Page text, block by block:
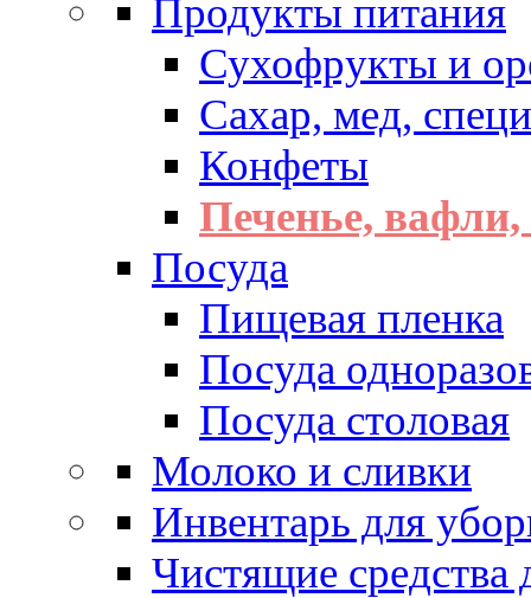
Продукты питания
Сухофрукты и
Сахар, мед,
Конфеты
Печенье,
Посуда
Пищевая пленка
Посуда
Посуда столовая
Молоко и сливки
Инвентарь для
Чистящие средства